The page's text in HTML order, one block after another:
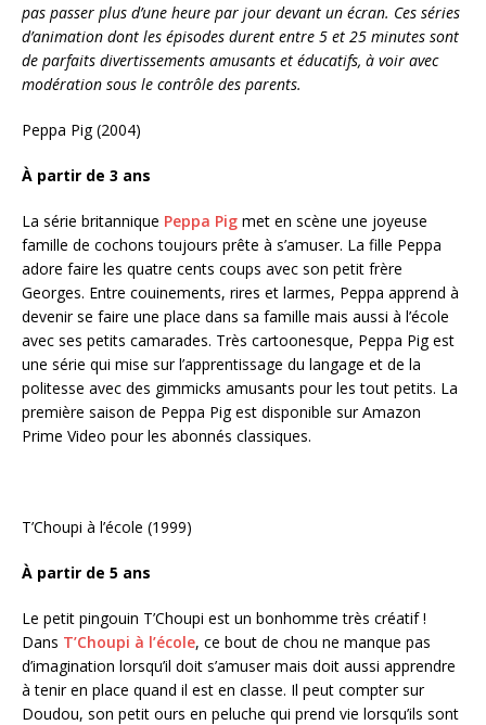
pas passer plus d’une heure par jour devant un écran. Ces séries
d’animation dont les épisodes durent entre 5 et 25 minutes sont
de parfaits divertissements amusants et éducatifs, à voir avec
modération sous le contrôle des parents.
Peppa Pig (2004)
À partir de 3 ans
La série britannique Peppa Pig met en scène une joyeuse
famille de cochons toujours prête à s’amuser. La fille Peppa
adore faire les quatre cents coups avec son petit frère
Georges. Entre couinements, rires et larmes, Peppa apprend à
devenir se faire une place dans sa famille mais aussi à l’école
avec ses petits camarades. Très cartoonesque, Peppa Pig est
une série qui mise sur l’apprentissage du langage et de la
politesse avec des gimmicks amusants pour les tout petits. La
première saison de Peppa Pig est disponible sur Amazon
Prime Video pour les abonnés classiques.
T’Choupi à l’école (1999)
À partir de 5 ans
Le petit pingouin T’Choupi est un bonhomme très créatif !
Dans T’Choupi à l’école, ce bout de chou ne manque pas
d’imagination lorsqu’il doit s’amuser mais doit aussi apprendre
à tenir en place quand il est en classe. Il peut compter sur
Doudou, son petit ours en peluche qui prend vie lorsqu’ils sont